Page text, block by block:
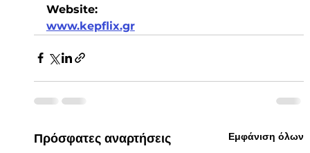
Website:
www.kepflix.gr
Πρόσφατες αναρτήσεις Εμφάνιση όλων